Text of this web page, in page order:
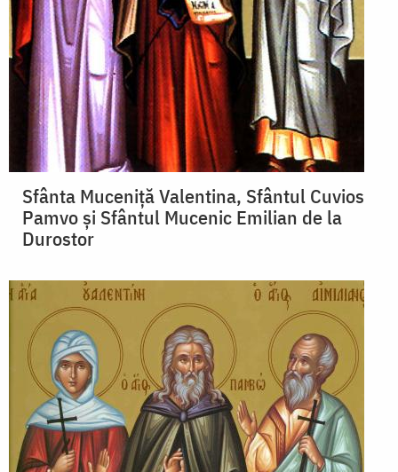
Sfânta Muceniţă Valentina, Sfântul Cuvios
Pamvo și Sfântul Mucenic Emilian de la
Durostor